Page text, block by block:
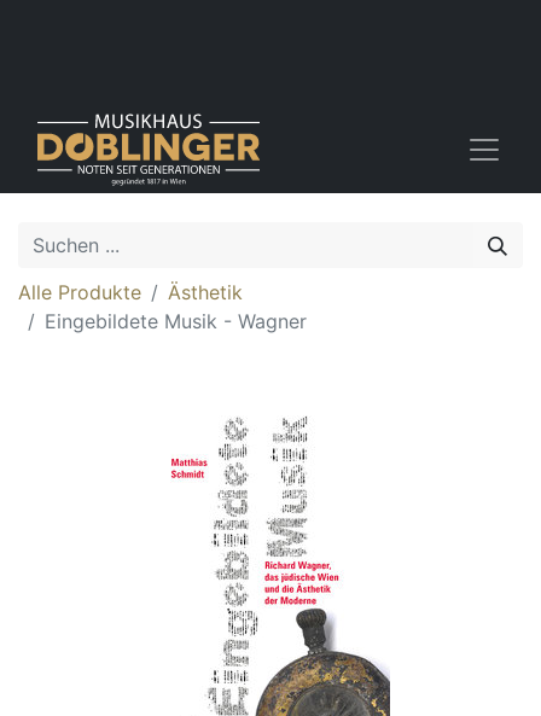
Alle Produkte
Ästhetik
Eingebildete Musik - Wagner